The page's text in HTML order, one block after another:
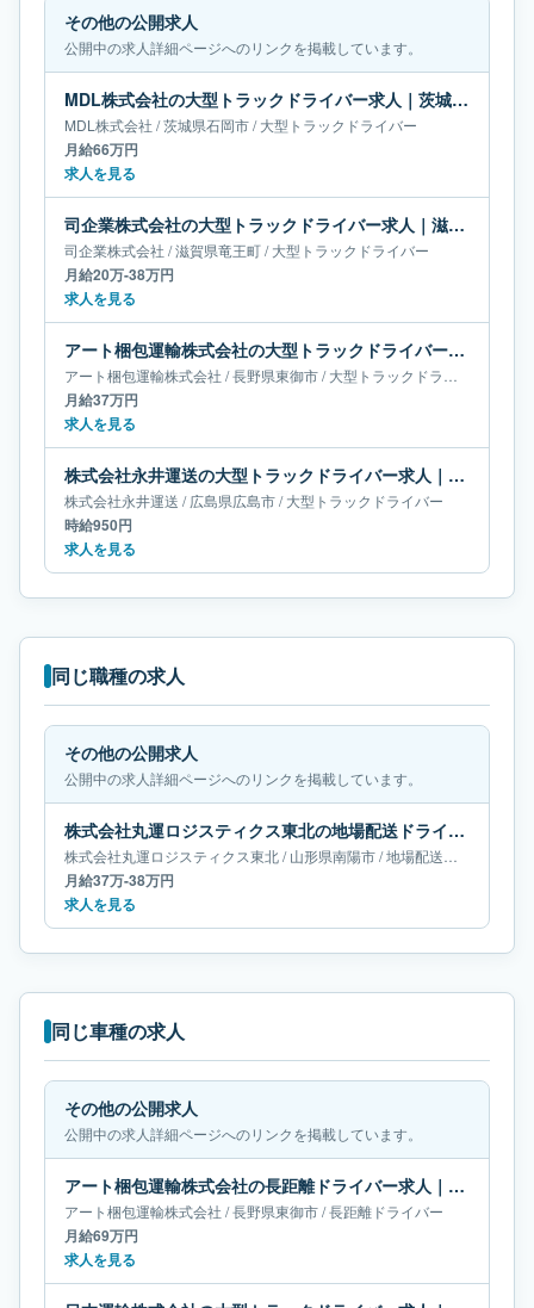
その他の公開求人
公開中の求人詳細ページへのリンクを掲載しています。
MDL株式会社の大型トラックドライバー求人｜茨城県石岡市｜月給66万円
MDL株式会社 /茨城県石岡市/大型トラックドライバー
月給66万円
求人を見る
司企業株式会社の大型トラックドライバー求人｜滋賀県竜王町｜月給20万-38万円
司企業株式会社 /滋賀県竜王町/大型トラックドライバー
月給20万-38万円
求人を見る
アート梱包運輸株式会社の大型トラックドライバー求人｜長野県東御市｜月給37万円
アート梱包運輸株式会社 /長野県東御市/大型トラックドライバー
月給37万円
求人を見る
株式会社永井運送の大型トラックドライバー求人｜広島県広島市
株式会社永井運送 /広島県広島市/大型トラックドライバー
時給950円
求人を見る
同じ職種の求人
その他の公開求人
公開中の求人詳細ページへのリンクを掲載しています。
株式会社丸運ロジスティクス東北の地場配送ドライバー求人｜山形県南陽市｜月給37万-38万円
株式会社丸運ロジスティクス東北/山形県南陽市/地場配送ドライバー
月給37万-38万円
求人を見る
同じ車種の求人
その他の公開求人
公開中の求人詳細ページへのリンクを掲載しています。
アート梱包運輸株式会社の長距離ドライバー求人｜長野県東御市｜月給69万円
アート梱包運輸株式会社 /長野県東御市/長距離ドライバー
月給69万円
求人を見る